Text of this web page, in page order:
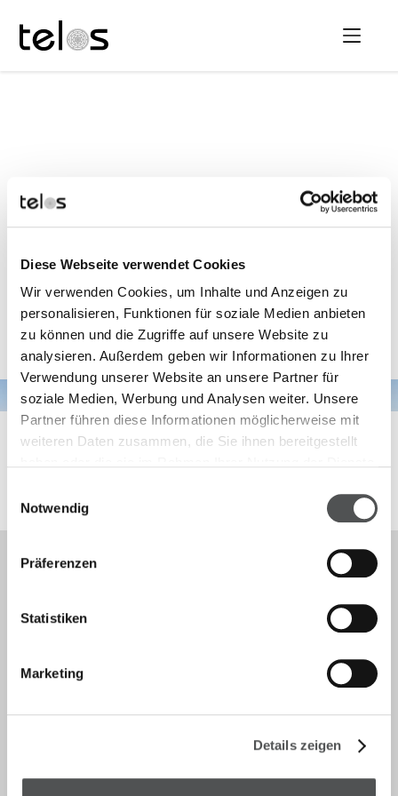
Diese Webseite verwendet Cookies
Wir verwenden Cookies, um Inhalte und Anzeigen zu
personalisieren, Funktionen für soziale Medien anbieten
zu können und die Zugriffe auf unsere Website zu
analysieren. Außerdem geben wir Informationen zu Ihrer
Verwendung unserer Website an unsere Partner für
soziale Medien, Werbung und Analysen weiter. Unsere
Partner führen diese Informationen möglicherweise mit
weiteren Daten zusammen, die Sie ihnen bereitgestellt
Notwendig
Präferenzen
Statistiken
Marketing
Details zeigen
Helios Hanseklinikum
Hauptstandort Somatik
Telos kontaktieren
(+49) 6421/1717-17
(+49) 6421/1717-20